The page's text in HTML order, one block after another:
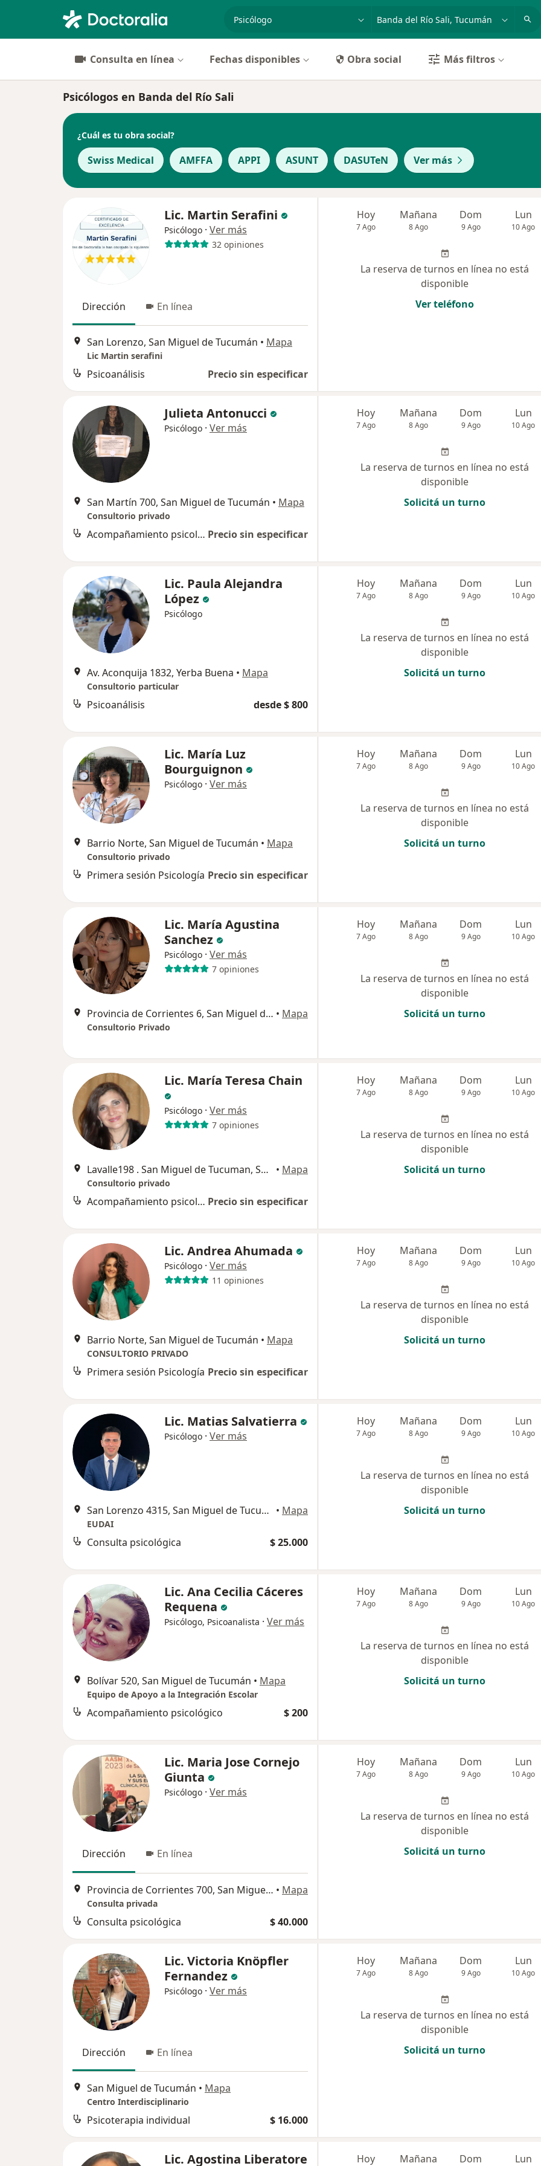
especialidad, enfermedad o nombrep. ej. Buenos Aires
Consulta en línea Fechas disponibles Obra social Más filtros
Psicólogos en Banda del Río Sali
¿Cuál es tu obra social?
Swiss Medical AMFFA APPI ASUNT DASUTeN Ver más
Lic. Martin Serafini
Psicólogo · Ver más
32 opiniones
Dirección En línea
San Lorenzo, San Miguel de Tucumán • Mapa
Lic Martin serafini
Psicoanálisis Precio sin especificar
Hoy
7 Ago
Mañana
8 Ago
Dom
9 Ago
Lun
10 Ago
La reserva de turnos en línea no está
disponible
Ver teléfono
Julieta Antonucci
Psicólogo · Ver más
San Martín 700, San Miguel de Tucumán • Mapa
Consultorio privado
Acompañamiento psicológico Precio sin especificar
Hoy
7 Ago
Mañana
8 Ago
Dom
9 Ago
Lun
10 Ago
La reserva de turnos en línea no está
disponible
Solicitá un turno
Lic. Paula Alejandra
López
Psicólogo
Av. Aconquija 1832, Yerba Buena • Mapa
Consultorio particular
Psicoanálisis desde $ 800
Hoy
7 Ago
Mañana
8 Ago
Dom
9 Ago
Lun
10 Ago
La reserva de turnos en línea no está
disponible
Solicitá un turno
Lic. María Luz
Bourguignon
Psicólogo · Ver más
Barrio Norte, San Miguel de Tucumán • Mapa
Consultorio privado
Primera sesión Psicología Precio sin especificar
Hoy
7 Ago
Mañana
8 Ago
Dom
9 Ago
Lun
10 Ago
La reserva de turnos en línea no está
disponible
Solicitá un turno
Lic. María Agustina
Sanchez
Psicólogo · Ver más
7 opiniones
Provincia de Corrientes 6, San Miguel de Tucumán • Mapa
Consultorio Privado
Hoy
7 Ago
Mañana
8 Ago
Dom
9 Ago
Lun
10 Ago
La reserva de turnos en línea no está
disponible
Solicitá un turno
Lic. María Teresa Chain
Psicólogo · Ver más
7 opiniones
Lavalle198 . San Miguel de Tucuman, San Miguel de Tucumán • Mapa
Consultorio privado
Acompañamiento psicológico Precio sin especificar
Hoy
7 Ago
Mañana
8 Ago
Dom
9 Ago
Lun
10 Ago
La reserva de turnos en línea no está
disponible
Solicitá un turno
Lic. Andrea Ahumada
Psicólogo · Ver más
11 opiniones
Barrio Norte, San Miguel de Tucumán • Mapa
CONSULTORIO PRIVADO
Primera sesión Psicología Precio sin especificar
Hoy
7 Ago
Mañana
8 Ago
Dom
9 Ago
Lun
10 Ago
La reserva de turnos en línea no está
disponible
Solicitá un turno
Lic. Matias Salvatierra
Psicólogo · Ver más
San Lorenzo 4315, San Miguel de Tucumán • Mapa
EUDAI
Consulta psicológica $ 25.000
Hoy
7 Ago
Mañana
8 Ago
Dom
9 Ago
Lun
10 Ago
La reserva de turnos en línea no está
disponible
Solicitá un turno
Lic. Ana Cecilia Cáceres
Requena
Psicólogo, Psicoanalista · Ver más
Bolívar 520, San Miguel de Tucumán • Mapa
Equipo de Apoyo a la Integración Escolar
Acompañamiento psicológico $ 200
Hoy
7 Ago
Mañana
8 Ago
Dom
9 Ago
Lun
10 Ago
La reserva de turnos en línea no está
disponible
Solicitá un turno
Lic. Maria Jose Cornejo
Giunta
Psicólogo · Ver más
Dirección En línea
Provincia de Corrientes 700, San Miguel de Tucumán • Mapa
Consulta privada
Consulta psicológica $ 40.000
Hoy
7 Ago
Mañana
8 Ago
Dom
9 Ago
Lun
10 Ago
La reserva de turnos en línea no está
disponible
Solicitá un turno
Lic. Victoria Knöpfler
Fernandez
Psicólogo · Ver más
Dirección En línea
San Miguel de Tucumán • Mapa
Centro Interdisciplinario
Psicoterapia individual $ 16.000
Hoy
7 Ago
Mañana
8 Ago
Dom
9 Ago
Lun
10 Ago
La reserva de turnos en línea no está
disponible
Solicitá un turno
Lic. Agostina Liberatore Hoy Mañana Dom Lun